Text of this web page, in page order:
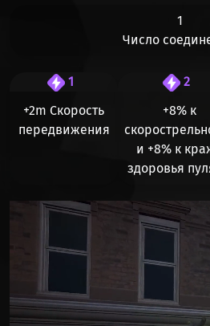
1
Число
1
+2m Скорость
передвижения
2
+8% к
и +8% к
здоровья
Видео файл